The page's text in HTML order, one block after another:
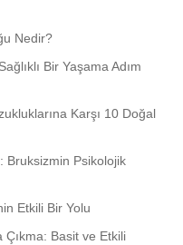
Nedir?
Bir Yaşama Adım
Karşı 10 Doğal
Bruksizmin Psikolojik
Etkili Bir Yolu
Basit ve Etkili